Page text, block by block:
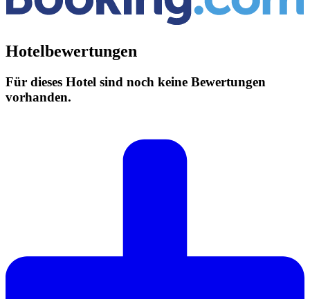
Hotelbewertungen
Für dieses Hotel sind noch keine Bewertungen
vorhanden.